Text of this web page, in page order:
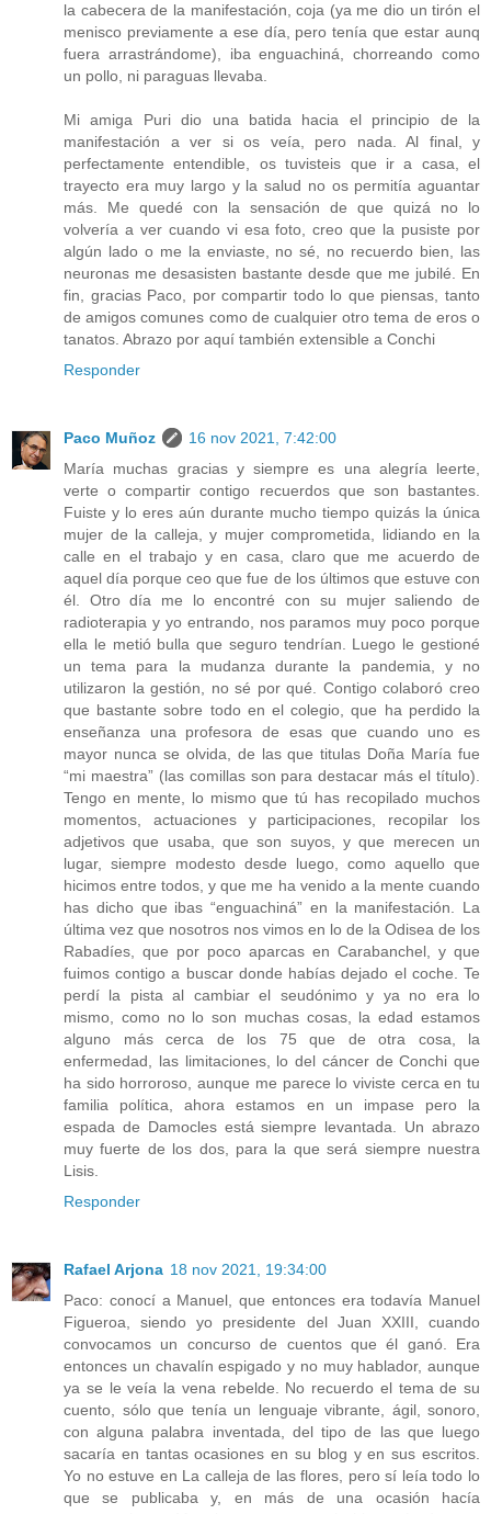
la cabecera de la manifestación, coja (ya me dio un tirón el
menisco previamente a ese día, pero tenía que estar aunq
fuera arrastrándome), iba enguachiná, chorreando como
un pollo, ni paraguas llevaba.
Mi amiga Puri dio una batida hacia el principio de la
manifestación a ver si os veía, pero nada. Al final, y
perfectamente entendible, os tuvisteis que ir a casa, el
trayecto era muy largo y la salud no os permitía aguantar
más. Me quedé con la sensación de que quizá no lo
volvería a ver cuando vi esa foto, creo que la pusiste por
algún lado o me la enviaste, no sé, no recuerdo bien, las
neuronas me desasisten bastante desde que me jubilé. En
fin, gracias Paco, por compartir todo lo que piensas, tanto
de amigos comunes como de cualquier otro tema de eros o
tanatos. Abrazo por aquí también extensible a Conchi
Responder
Paco Muñoz
16 nov 2021, 7:42:00
María muchas gracias y siempre es una alegría leerte,
verte o compartir contigo recuerdos que son bastantes.
Fuiste y lo eres aún durante mucho tiempo quizás la única
mujer de la calleja, y mujer comprometida, lidiando en la
calle en el trabajo y en casa, claro que me acuerdo de
aquel día porque ceo que fue de los últimos que estuve con
él. Otro día me lo encontré con su mujer saliendo de
radioterapia y yo entrando, nos paramos muy poco porque
ella le metió bulla que seguro tendrían. Luego le gestioné
un tema para la mudanza durante la pandemia, y no
utilizaron la gestión, no sé por qué. Contigo colaboró creo
que bastante sobre todo en el colegio, que ha perdido la
enseñanza una profesora de esas que cuando uno es
mayor nunca se olvida, de las que titulas Doña María fue
“mi maestra” (las comillas son para destacar más el título).
Tengo en mente, lo mismo que tú has recopilado muchos
momentos, actuaciones y participaciones, recopilar los
adjetivos que usaba, que son suyos, y que merecen un
lugar, siempre modesto desde luego, como aquello que
hicimos entre todos, y que me ha venido a la mente cuando
has dicho que ibas “enguachiná” en la manifestación. La
última vez que nosotros nos vimos en lo de la Odisea de los
Rabadíes, que por poco aparcas en Carabanchel, y que
fuimos contigo a buscar donde habías dejado el coche. Te
perdí la pista al cambiar el seudónimo y ya no era lo
mismo, como no lo son muchas cosas, la edad estamos
alguno más cerca de los 75 que de otra cosa, la
enfermedad, las limitaciones, lo del cáncer de Conchi que
ha sido horroroso, aunque me parece lo viviste cerca en tu
familia política, ahora estamos en un impase pero la
espada de Damocles está siempre levantada. Un abrazo
muy fuerte de los dos, para la que será siempre nuestra
Lisis.
Responder
Rafael Arjona 18 nov 2021, 19:34:00
Paco: conocí a Manuel, que entonces era todavía Manuel
Figueroa, siendo yo presidente del Juan XXIII, cuando
convocamos un concurso de cuentos que él ganó. Era
entonces un chavalín espigado y no muy hablador, aunque
ya se le veía la vena rebelde. No recuerdo el tema de su
cuento, sólo que tenía un lenguaje vibrante, ágil, sonoro,
con alguna palabra inventada, del tipo de las que luego
sacaría en tantas ocasiones en su blog y en sus escritos.
Yo no estuve en La calleja de las flores, pero sí leía todo lo
que se publicaba y, en más de una ocasión hacía